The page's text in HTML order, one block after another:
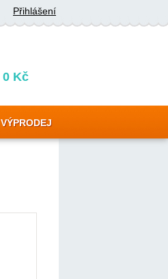
Přihlášení
0 Kč
VÝPRODEJ